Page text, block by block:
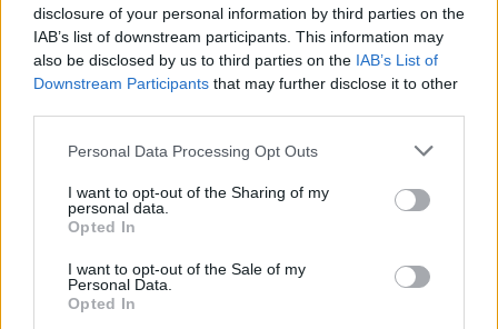
disclosure of your personal information by third parties on the
IAB’s list of downstream participants. This information may
also be disclosed by us to third parties on the IAB’s List of
Downstream Participants that may further disclose it to other
Personal Data Processing Opt Outs
I want to opt-out of the Sharing of my
personal data.
Opted In
I want to opt-out of the Sale of my
Personal Data.
Opted In
Governo admite não saber como militar dispensado recebeu
arma em Portalegre
Simões Ribeiro, confirmou ao...
5 Agosto, 2026 - 23:32